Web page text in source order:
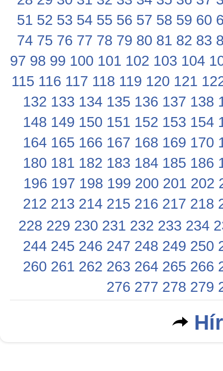
51 52 53 54 55 56 57 58 59 60
74 75 76 77 78 79 80 81 82 83
97 98 99 100 101 102 103 104
115 116 117 118 119 120 121
132 133 134 135 136 137 138
148 149 150 151 152 153 154
164 165 166 167 168 169 170
180 181 182 183 184 185 186
196 197 198 199 200 201 202
212 213 214 215 216 217 218
228 229 230 231 232 233 234
244 245 246 247 248 249 250
260 261 262 263 264 265 266
276 277 278 279